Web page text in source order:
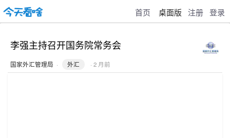
首页 桌面版 注册 登录
李强主持召开国务院常务会
国家外汇管理局 · 外汇 · 2 月前